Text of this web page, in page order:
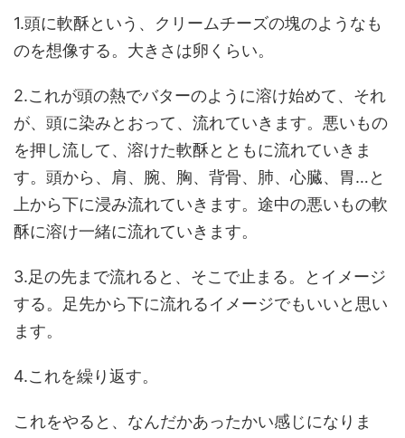
1.頭に軟酥という、クリームチーズの塊のようなも
のを想像する。大きさは卵くらい。
2.これが頭の熱でバターのように溶け始めて、それ
が、頭に染みとおって、流れていきます。悪いもの
を押し流して、溶けた軟酥とともに流れていきま
す。頭から、肩、腕、胸、背骨、肺、心臓、胃…と
上から下に浸み流れていきます。途中の悪いもの軟
酥に溶け一緒に流れていきます。
3.足の先まで流れると、そこで止まる。とイメージ
する。足先から下に流れるイメージでもいいと思い
ます。
4.これを繰り返す。
これをやると、なんだかあったかい感じになりま